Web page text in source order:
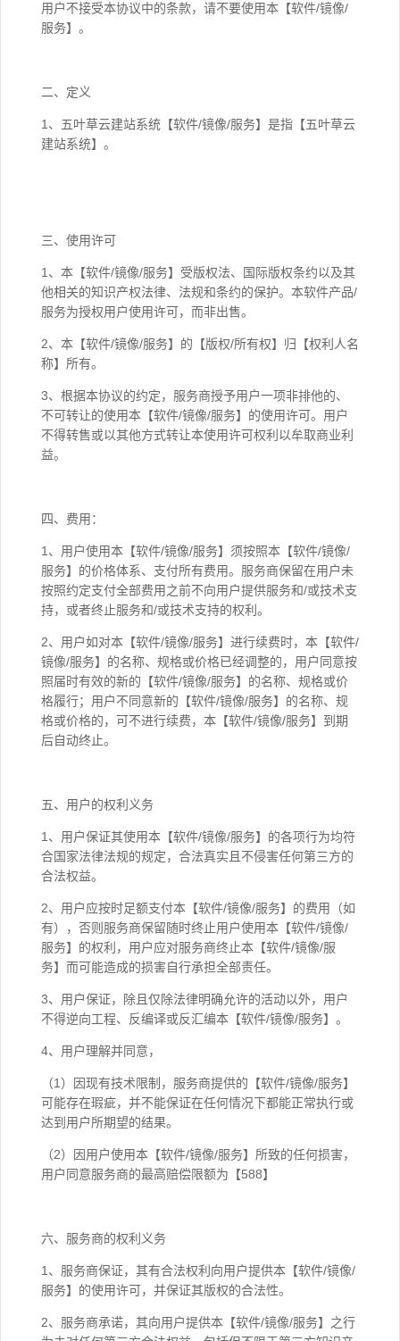
用户不接受本协议中的条款，请不要使用本【软件/镜像/
服务】。
二、定义
1、五叶草云建站系统【软件/镜像/服务】是指【五叶草云
建站系统】。
三、使用许可
1、本【软件/镜像/服务】受版权法、国际版权条约以及其
他相关的知识产权法律、法规和条约的保护。本软件产品/
服务为授权用户使用许可，而非出售。
2、本【软件/镜像/服务】的【版权/所有权】归【权利人名
称】所有。
3、根据本协议的约定，服务商授予用户一项非排他的、
不可转让的使用本【软件/镜像/服务】的使用许可。用户
不得转售或以其他方式转让本使用许可权利以牟取商业利
益。
四、费用：
1、用户使用本【软件/镜像/服务】须按照本【软件/镜像/
服务】的价格体系、支付所有费用。服务商保留在用户未
按照约定支付全部费用之前不向用户提供服务和/或技术支
持，或者终止服务和/或技术支持的权利。
2、用户如对本【软件/镜像/服务】进行续费时，本【软件/
镜像/服务】的名称、规格或价格已经调整的，用户同意按
照届时有效的新的【软件/镜像/服务】的名称、规格或价
格履行；用户不同意新的【软件/镜像/服务】的名称、规
格或价格的，可不进行续费，本【软件/镜像/服务】到期
后自动终止。
五、用户的权利义务
1、用户保证其使用本【软件/镜像/服务】的各项行为均符
合国家法律法规的规定，合法真实且不侵害任何第三方的
合法权益。
2、用户应按时足额支付本【软件/镜像/服务】的费用（如
有），否则服务商保留随时终止用户使用本【软件/镜像/
服务】的权利，用户应对服务商终止本【软件/镜像/服
务】而可能造成的损害自行承担全部责任。
3、用户保证，除且仅除法律明确允许的活动以外，用户
不得逆向工程、反编译或反汇编本【软件/镜像/服务】。
4、用户理解并同意，
（1）因现有技术限制，服务商提供的【软件/镜像/服务】
可能存在瑕疵，并不能保证在任何情况下都能正常执行或
达到用户所期望的结果。
（2）因用户使用本【软件/镜像/服务】所致的任何损害，
用户同意服务商的最高赔偿限额为【588】
六、服务商的权利义务
1、服务商保证，其有合法权利向用户提供本【软件/镜像/
服务】的使用许可，并保证其版权的合法性。
2、服务商承诺，其向用户提供本【软件/镜像/服务】之行